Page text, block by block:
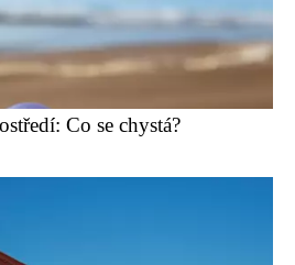
Co se chystá?